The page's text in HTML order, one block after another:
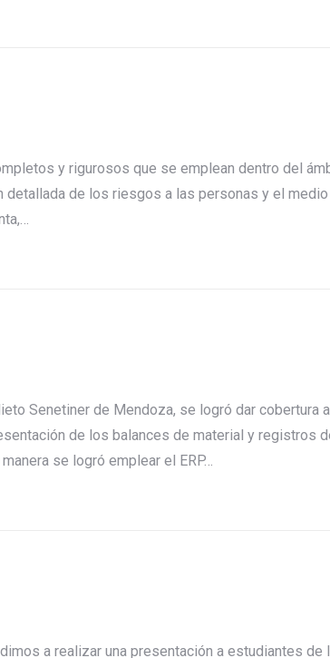
y rigurosos que se emplean dentro del
detallada de los riesgos a las personas y el medio
Senetiner de Mendoza, se logró dar cobertura
de los balances de material y registros
se logró emplear el ERP…
a realizar una presentación a estudiantes de